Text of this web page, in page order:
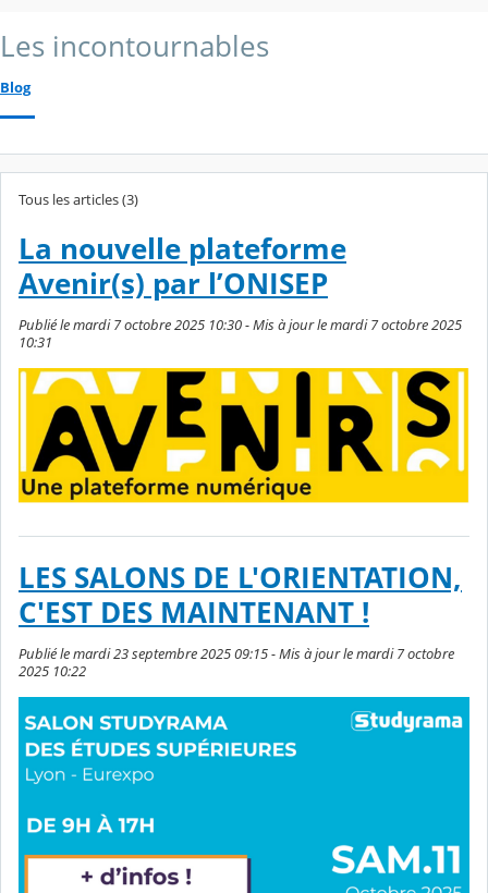
Les incontournables
Blog
Tous les articles (3)
La nouvelle plateforme
Avenir(s) par l’ONISEP
Publié le mardi 7 octobre 2025 10:30 - Mis à jour le mardi 7 octobre 2025
10:31
LES SALONS DE L'ORIENTATION,
C'EST DES MAINTENANT !
Publié le mardi 23 septembre 2025 09:15 - Mis à jour le mardi 7 octobre
2025 10:22